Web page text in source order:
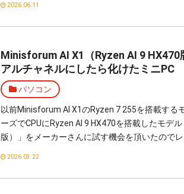
2026.06.11
Minisforum AI X1（Ryzen AI 9
アルチャネルにしたら化けたミニPC
パソコン
以前Minisforum AI X1のRyzen 7 255を搭載する
ーズでCPUにRyzen AI 9 HX470を搭載したモデ
版）」をメーカーさんに試す機会を頂いたので
2026.03.22